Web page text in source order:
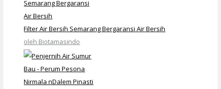
Filter Air Bersih Semarang Bergaransi Air Bersih
oleh Biotamasindo